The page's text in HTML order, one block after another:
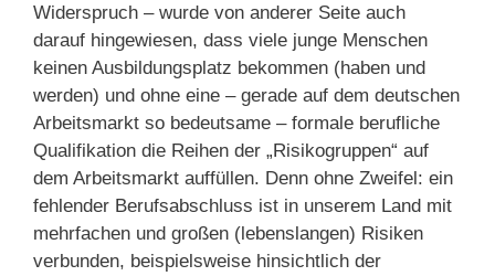
Widerspruch – wurde von anderer Seite auch
darauf hingewiesen, dass viele junge Menschen
keinen Ausbildungsplatz bekommen (haben und
werden) und ohne eine – gerade auf dem deutschen
Arbeitsmarkt so bedeutsame – formale berufliche
Qualifikation die Reihen der „Risikogruppen“ auf
dem Arbeitsmarkt auffüllen. Denn ohne Zweifel: ein
fehlender Berufsabschluss ist in unserem Land mit
mehrfachen und großen (lebenslangen) Risiken
verbunden, beispielsweise hinsichtlich der